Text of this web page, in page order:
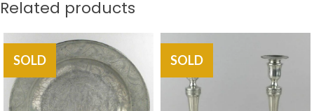
Related products
SOLD SOLD